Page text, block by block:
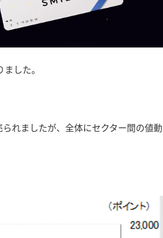
した。
れましたが、全体にセクター間の値動